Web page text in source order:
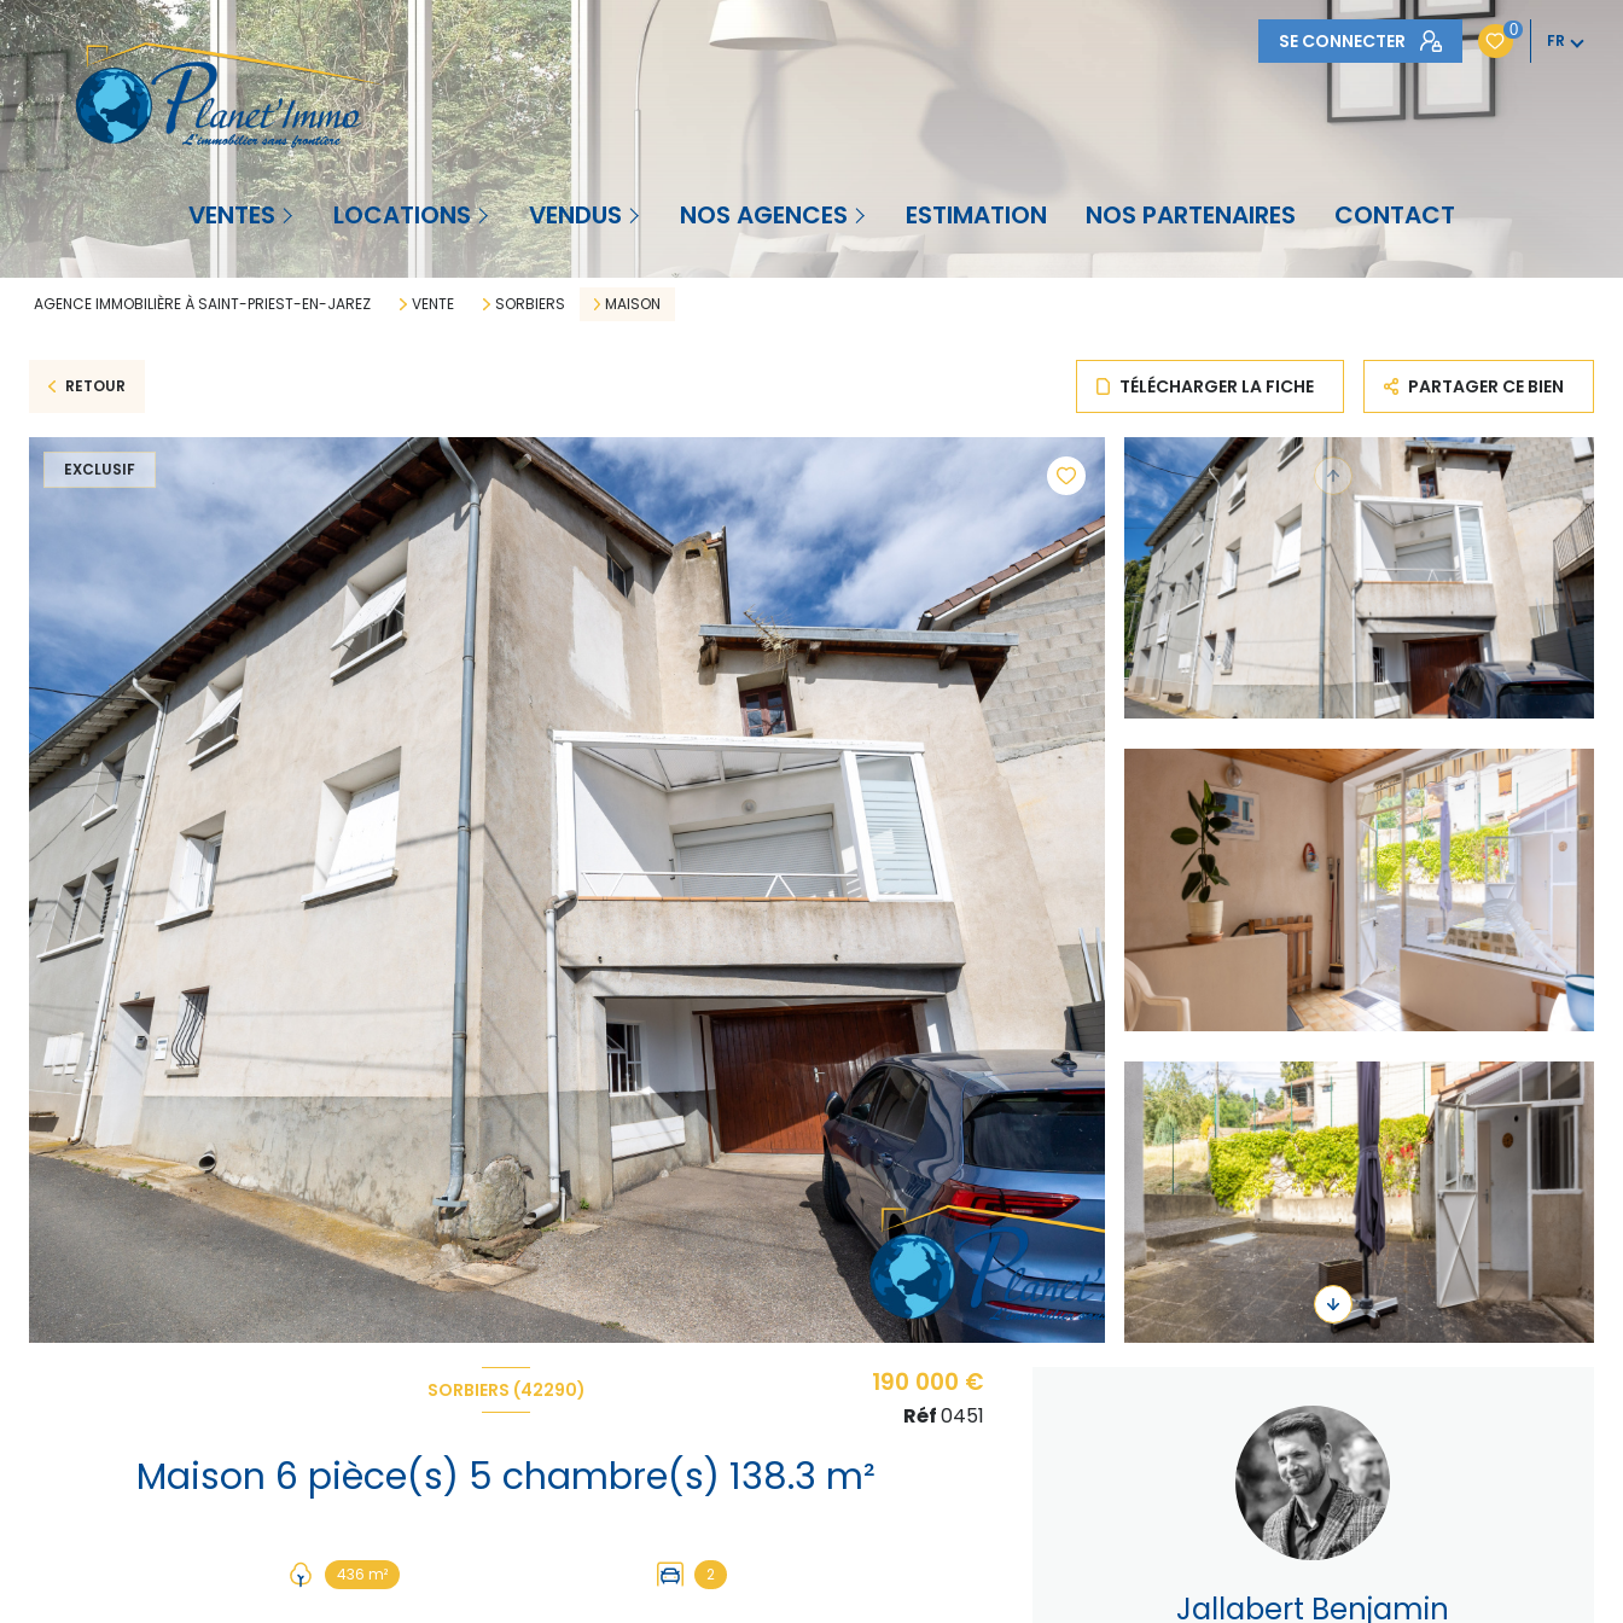
SE CONNECTER 0
FR
VENTES
Agence à St-Priest-en-Jarez
Agence à La Réunion
LOCATIONS
Saint-Priest-en-Jarez
La Réunion
VENDUS
Saint-Priest-en-Jarez
La Réunion
NOS AGENCES
Agence à La Réunion
Agence en Martinique
ESTIMATION NOS PARTENAIRES CONTACT
AGENCE IMMOBILIÈRE À SAINT-PRIEST-EN-JAREZ VENTE SORBIERS MAISON
RETOUR TÉLÉCHARGER LA FICHE PARTAGER CE BIEN
EXCLUSIF
SORBIERS (42290)
Maison 6 pièce(s) 5 chambre(s) 138.3 m²
436 m² 2
190 000 €
Réf0451
Jallabert Benjamin